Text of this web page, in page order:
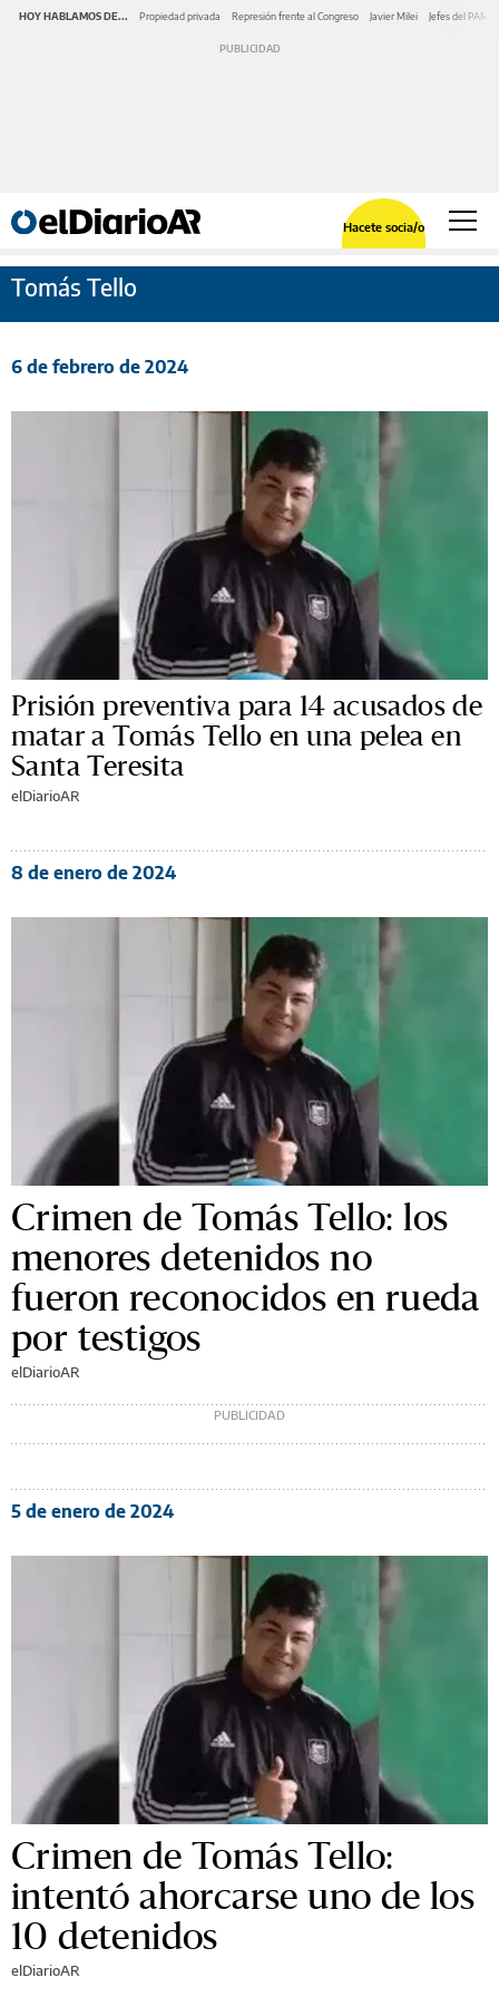
HOY HABLAMOS DE... Propiedad privada Represión frente al Congreso Javier Milei Jefes del PAMI
Hacete socia/o
Tomás Tello
6 de febrero de 2024
Prisión preventiva para 14 acusados de
matar a Tomás Tello en una pelea en
Santa Teresita
elDiarioAR
8 de enero de 2024
Crimen de Tomás Tello: los
menores detenidos no
fueron reconocidos en rueda
por testigos
elDiarioAR
5 de enero de 2024
Crimen de Tomás Tello:
intentó ahorcarse uno de los
10 detenidos
elDiarioAR